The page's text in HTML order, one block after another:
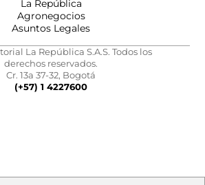
La República
Agronegocios
Asuntos Legales
La República S.A.S. Todos los
derechos reservados.
Cr. 13a 37-32, Bogotá
(+57) 1 4227600